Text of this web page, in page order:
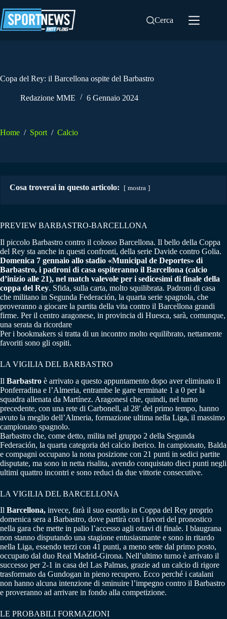
al
contenuto
Cerca
Copa del Rey: il Barcellona ospite del Barbastro
Redazione MME 6 Gennaio 2024
Home / Sport / Calcio
Cosa troverai in questo articolo: mostra
PREVIEW BARBASTRO-BARCELLONA
Il piccolo Barbastro contro il colosso Barcellona. Il bello della Coppa
del Rey sta anche in questi confronti, della serie Davide contro Golia.
Domenica 7 gennaio allo stadio «Municipal de Deportes» di
Barbastro, i padroni di casa ospiteranno il Barcellona (calcio
d’inizio alle 21), nel match valevole per i sedicesimi di finale della
coppa del Rey. Sfida, sulla carta, molto squilibrata. Padroni di casa
che militano in Segunda Federación, la quarta serie spagnola, che
proveranno a giocare la partita della vita contro il Barcellona grandi
firme. Per il centro aragonese, in provincia di Huesca, sarà, comunque,
una serata da ricordare
Per i bookmakers si tratta di un incontro molto equilibrato, nettamente
favoriti sono gli ospiti.
LA VIGILIA DEL BARBASTRO
Il Barbastro è arrivato a questo appuntamento dopo aver eliminato il
Ponferradina e l’Almeria, entrambe le gare terminate 1 a 0 per la
squadra allenata da Martínez. Aragonesi che, quindi, nel turno
precedente, con una rete di Carbonell, al 28′ del primo tempo, hanno
avuto la meglio dell’Almeria, formazione ultima nella Liga, il massimo
campionato spagnolo.
Barbastro che, come detto, milita nel gruppo 2 della Segunda
Federación, la quarta categoria del calcio iberico. In campionato, Balda
e compagni occupano la nona posizione con 21 punti in sedici partite
disputate, ma sono in netta risalita, avendo conquistato dieci punti negli
ultimi quattro incontri e sono reduci da due vittorie consecutive.
LA VIGILIA DEL BARCELLONA
Il Barcellona, invece, farà il suo esordio in Coppa del Rey proprio
domenica sera a Barbastro, dove partirà con i favori del pronostico
nella gara che mette in palio l’accesso agli ottavi di finale. I blaugrana
non stanno disputando una stagione entusiasmante e sono in ritardo
nella Liga, essendo terzi con 41 punti, a meno sette dal primo posto,
occupato dal duo Real Madrid-Girona. Nell’ultimo turno è arrivato il
successo per 2-1 in casa del Las Palmas, grazie ad un calcio di rigore
trasformato da Gundogan in pieno recupero. Ecco perché i catalani
non hanno alcuna intenzione di sminuire l’impegno contro il Barbastro
e proveranno ad arrivare in fondo alla competizione.
LE PROBABILI FORMAZIONI